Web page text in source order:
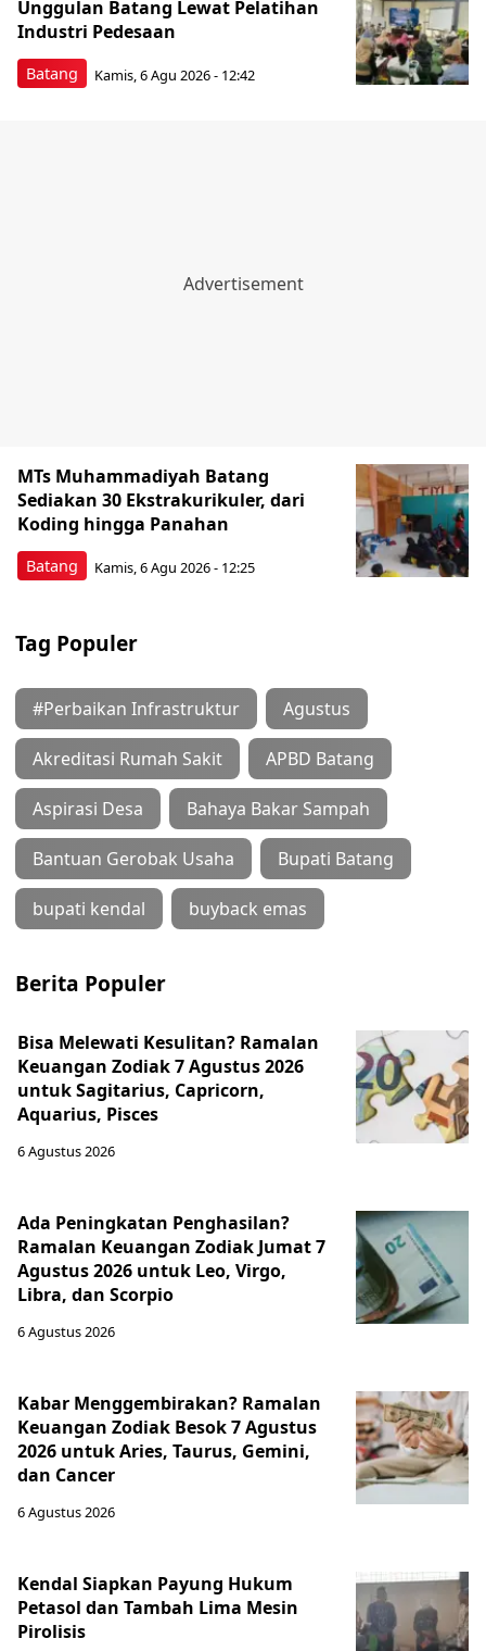
Batang
Unggulan Batang Lewat Pelatihan
Industri Pedesaan
Kamis, 6 Agu 2026 - 12:42
Batang
MTs Muhammadiyah Batang
Sediakan 30 Ekstrakurikuler, dari
Koding hingga Panahan
Kamis, 6 Agu 2026 - 12:25
Tag Populer
#Perbaikan Infrastruktur Agustus
Akreditasi Rumah Sakit APBD Batang
Aspirasi Desa Bahaya Bakar Sampah
Bantuan Gerobak Usaha Bupati Batang
bupati kendal buyback emas
Berita Populer
Bisa Melewati Kesulitan? Ramalan
Keuangan Zodiak 7 Agustus 2026
untuk Sagitarius, Capricorn,
Aquarius, Pisces
6 Agustus 2026
Ada Peningkatan Penghasilan?
Ramalan Keuangan Zodiak Jumat 7
Agustus 2026 untuk Leo, Virgo,
Libra, dan Scorpio
6 Agustus 2026
Kabar Menggembirakan? Ramalan
Keuangan Zodiak Besok 7 Agustus
2026 untuk Aries, Taurus, Gemini,
dan Cancer
6 Agustus 2026
Kendal Siapkan Payung Hukum
Petasol dan Tambah Lima Mesin
Pirolisis